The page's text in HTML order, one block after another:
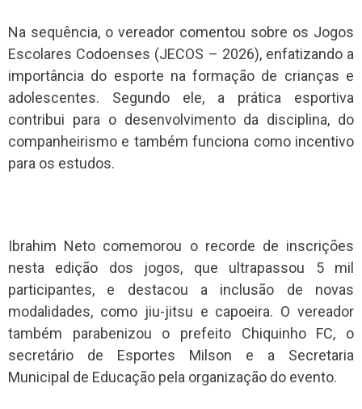
Na sequência, o vereador comentou sobre os Jogos
Escolares Codoenses (JECOS – 2026), enfatizando a
importância do esporte na formação de crianças e
adolescentes. Segundo ele, a prática esportiva
contribui para o desenvolvimento da disciplina, do
companheirismo e também funciona como incentivo
para os estudos.
Ibrahim Neto comemorou o recorde de inscrições
nesta edição dos jogos, que ultrapassou 5 mil
participantes, e destacou a inclusão de novas
modalidades, como jiu-jitsu e capoeira. O vereador
também parabenizou o prefeito Chiquinho FC, o
secretário de Esportes Milson e a Secretaria
Municipal de Educação pela organização do evento.